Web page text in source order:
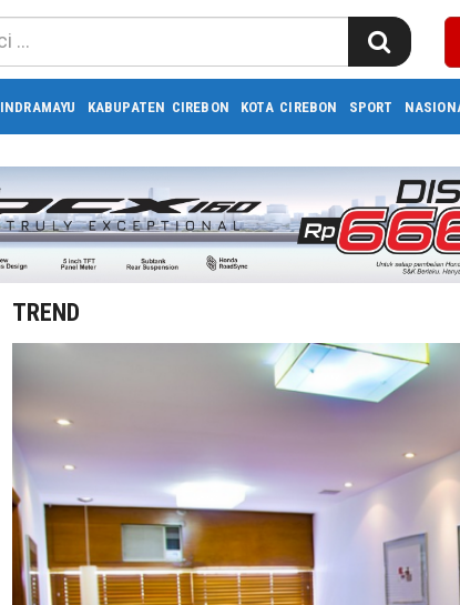
INDRAMAYU KABUPATEN CIREBON KOTA CIREBON SPORT
TREND